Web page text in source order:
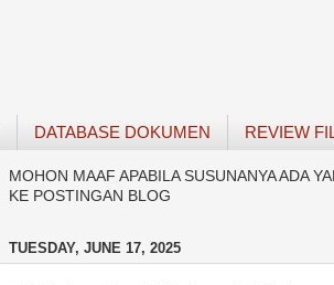
DATABASE DOKUMEN REVIEW
MOHON MAAF APABILA SUSUNANYA ADA
KE POSTINGAN BLOG
TUESDAY, JUNE 17, 2025